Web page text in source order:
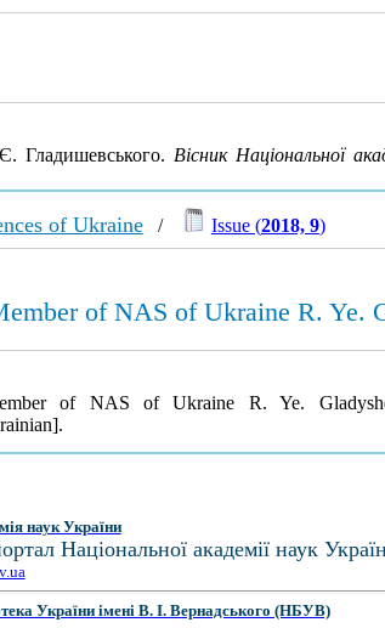
Гладишевського. Вісник Національної
of Ukraine/ Issue (2018, 9)
of NAS of Ukraine R. Ye.
of NAS of Ukraine R. Ye.
наук України
Національної академії наук
України імені В. І. Вернадського (НБУВ)